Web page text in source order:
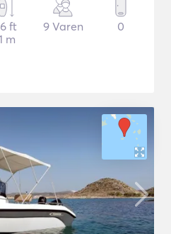
ft
m
9 Varen 0